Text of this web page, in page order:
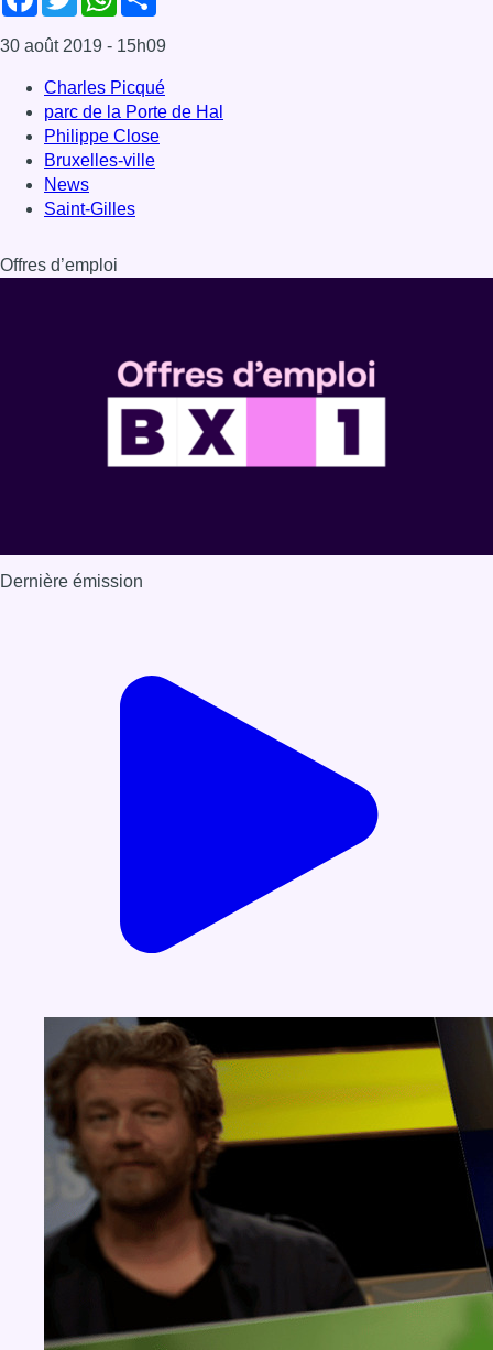
30 août 2019 - 15h09
Charles Picqué
parc de la Porte de Hal
Philippe Close
Bruxelles-ville
News
Saint-Gilles
Offres d’emploi
Dernière émission